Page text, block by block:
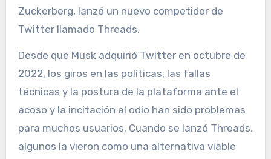
Zuckerberg, lanzó un nuevo competidor de
Twitter llamado Threads.
Desde que Musk adquirió Twitter en octubre de
2022, los giros en las políticas, las fallas
técnicas y la postura de la plataforma ante el
acoso y la incitación al odio han sido problemas
para muchos usuarios. Cuando se lanzó Threads,
algunos la vieron como una alternativa viable